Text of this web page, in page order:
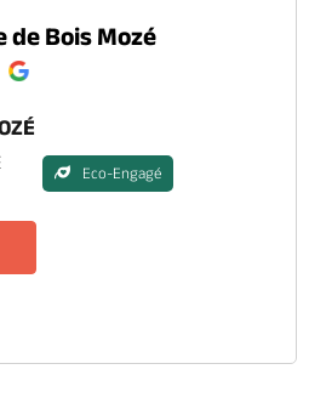
de Bois Mozé
Eco-Engagé